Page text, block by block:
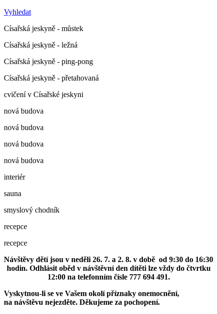
Vyhledat
Císařská jeskyně - můstek
Císařská jeskyně - ležná
Císařská jeskyně - ping-pong
Císařská jeskyně - přetahovaná
cvičení v Císařské jeskyni
nová budova
nová budova
nová budova
nová budova
interiér
sauna
smyslový chodník
recepce
recepce
Návštěvy dětí jsou v neděli 26. 7. a 2. 8. v době od 9:30 do 16:30
hodin. Odhlásit oběd v návštěvní den dítěti lze vždy do čtvrtku
12:00 na telefonním čísle 777 694 491.
Vyskytnou-li se ve Vašem okolí příznaky onemocnění,
na návštěvu nejezděte. Děkujeme za pochopení.